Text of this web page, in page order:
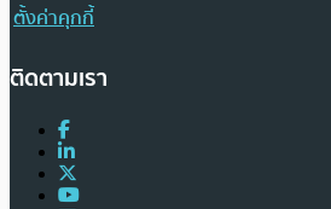
ตั้งค่าคุกกี้
ติดตามเรา